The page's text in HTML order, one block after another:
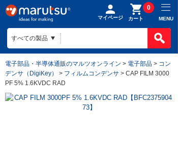
マイページ カート
0
MENU
電子部品・半導体通販のマルツオンライン > 電子部品 > コン
デンサ（DigiKey）
> フィルムコンデンサ > CAP FILM 3000
PF 5% 1.6KVDC RAD